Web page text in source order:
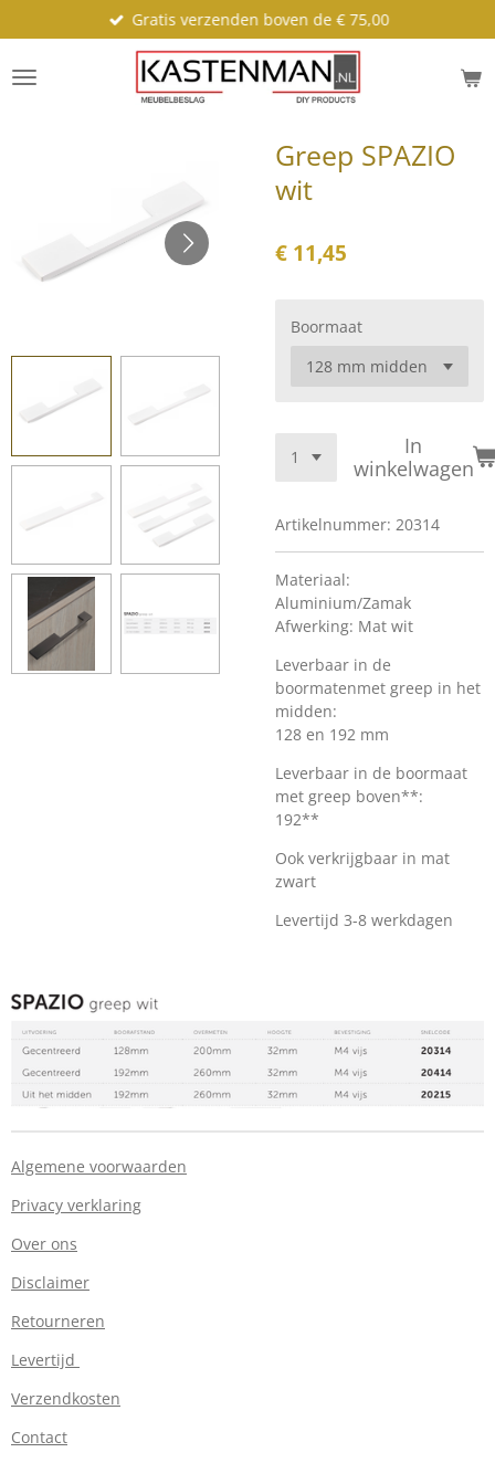
direct
naar
de
Gratis verzenden boven de € 75,00
Greep SPAZIO
wit
€ 11,45
Boormaat
In
winkelwagen
Artikelnummer: 20314
Materiaal:
Aluminium/Zamak
Afwerking: Mat wit
Leverbaar in de
boormatenmet greep in het
midden:
128 en 192 mm
Leverbaar in de boormaat
met greep boven**:
192**
Ook verkrijgbaar in mat
zwart
Levertijd 3-8 werkdagen
Algemene voorwaarden
Privacy verklaring
Over ons
Disclaimer
Retourneren
Levertijd
Verzendkosten
Contact